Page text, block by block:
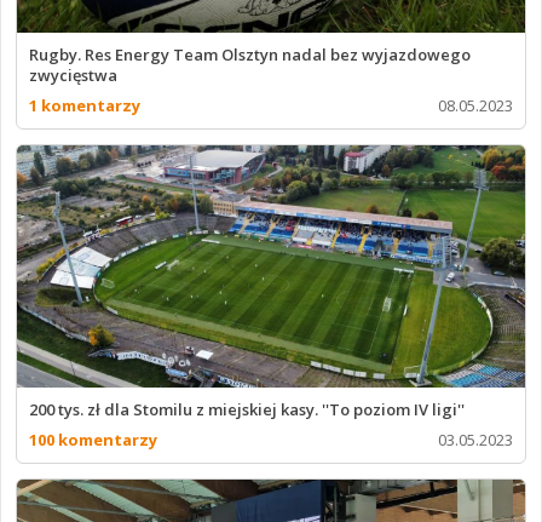
Rugby. Res Energy Team Olsztyn nadal bez wyjazdowego
zwycięstwa
1 komentarzy
08.05.2023
200 tys. zł dla Stomilu z miejskiej kasy. ''To poziom IV ligi''
100 komentarzy
03.05.2023